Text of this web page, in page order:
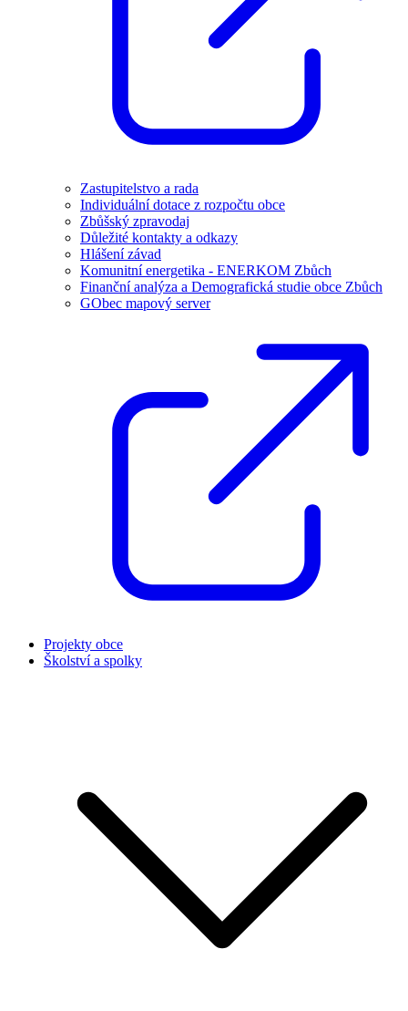
Zastupitelstvo a rada
Individuální dotace z rozpočtu obce
Zbůšský zpravodaj
Důležité kontakty a odkazy
Hlášení závad
Komunitní energetika - ENERKOM Zbůch
Finanční analýza a Demografická studie obce Zbůch
GObec mapový server
Projekty obce
Školství a spolky